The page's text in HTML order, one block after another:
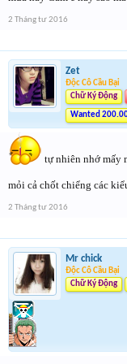
cum 5:
2 Tháng tư 2016
Zet
Độc Cô Cầu Bại
Chữ Ký Động
Wanted
tự nhiên nhớ mấy
mỏi cả chốt chiểng các
2 Tháng tư 2016
Mr chick
Độc Cô Cầu Bại
Chữ Ký Động